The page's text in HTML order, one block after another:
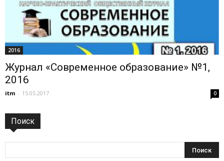
2016
Журнал «Современное образование» №1,
2016
itm - 15.05.2017 0
Поиск